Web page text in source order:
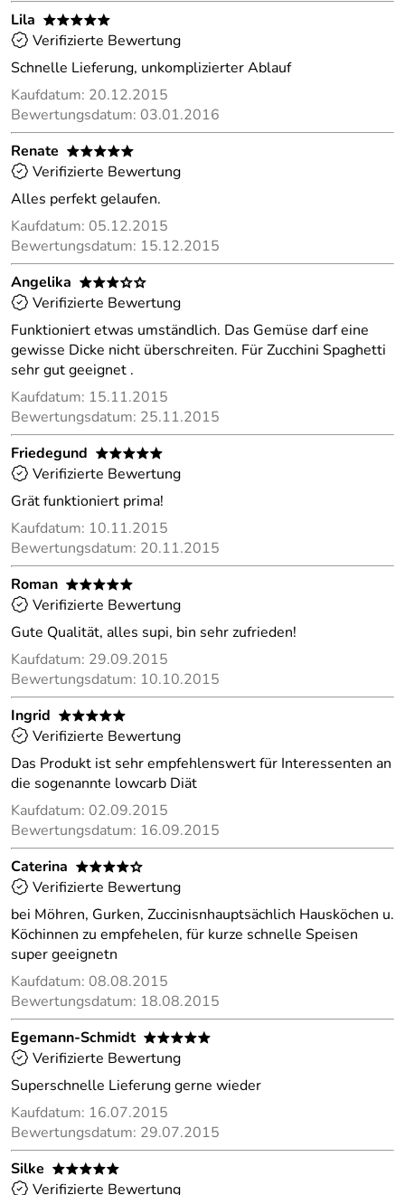
Lila
*****
Verifizierte Bewertung
Schnelle Lieferung, unkomplizierter Ablauf
Kaufdatum: 20.12.2015
Bewertungsdatum: 03.01.2016
Renate
*****
Verifizierte Bewertung
Alles perfekt gelaufen.
Kaufdatum: 05.12.2015
Bewertungsdatum: 15.12.2015
Angelika
***oo
Verifizierte Bewertung
Funktioniert etwas umständlich. Das Gemüse darf eine
gewisse Dicke nicht überschreiten. Für Zucchini Spaghetti
sehr gut geeignet .
Kaufdatum: 15.11.2015
Bewertungsdatum: 25.11.2015
Friedegund
*****
Verifizierte Bewertung
Grät funktioniert prima!
Kaufdatum: 10.11.2015
Bewertungsdatum: 20.11.2015
Roman
*****
Verifizierte Bewertung
Gute Qualität, alles supi, bin sehr zufrieden!
Kaufdatum: 29.09.2015
Bewertungsdatum: 10.10.2015
Ingrid
*****
Verifizierte Bewertung
Das Produkt ist sehr empfehlenswert für Interessenten an
die sogenannte lowcarb Diät
Kaufdatum: 02.09.2015
Bewertungsdatum: 16.09.2015
Caterina
****o
Verifizierte Bewertung
bei Möhren, Gurken, Zuccinisnhauptsächlich Hausköchen u.
Köchinnen zu empfehelen, für kurze schnelle Speisen
super geeignetn
Kaufdatum: 08.08.2015
Bewertungsdatum: 18.08.2015
Egemann-Schmidt
*****
Verifizierte Bewertung
Superschnelle Lieferung gerne wieder
Kaufdatum: 16.07.2015
Bewertungsdatum: 29.07.2015
Silke
*****
Verifizierte Bewertung